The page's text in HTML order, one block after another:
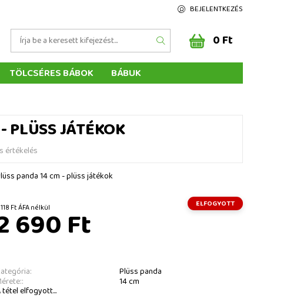
BEJELENTKEZÉS
0 Ft
TÖLCSÉRES BÁBOK
BÁBUK
PLÜSS JÁTÉKOK
értékelés
panda 14 cm - plüss játékok
2 118 Ft ÁFA nélkül ELFOGYOTT
690 Ft
Plüss panda
14 cm
tétel elfogyott...